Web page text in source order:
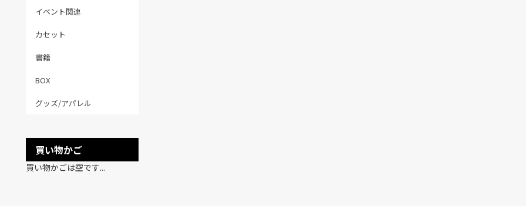
イベント関連
カセット
書籍
BOX
グッズ/アパレル
買い物かご
買い物かごは空です...